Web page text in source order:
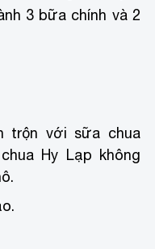
3 bữa chính và 2
trộn với sữa chua
Hy Lạp không